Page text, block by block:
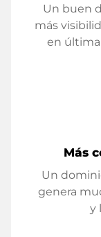
Un buen
más
en última
Más
Un
genera
y